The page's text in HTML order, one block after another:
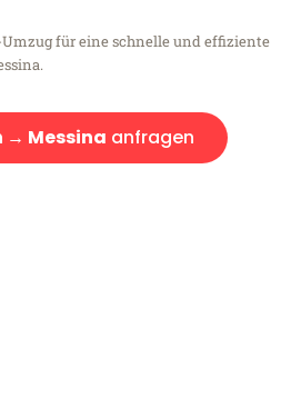
für eine schnelle und effiziente
→ Messina anfragen